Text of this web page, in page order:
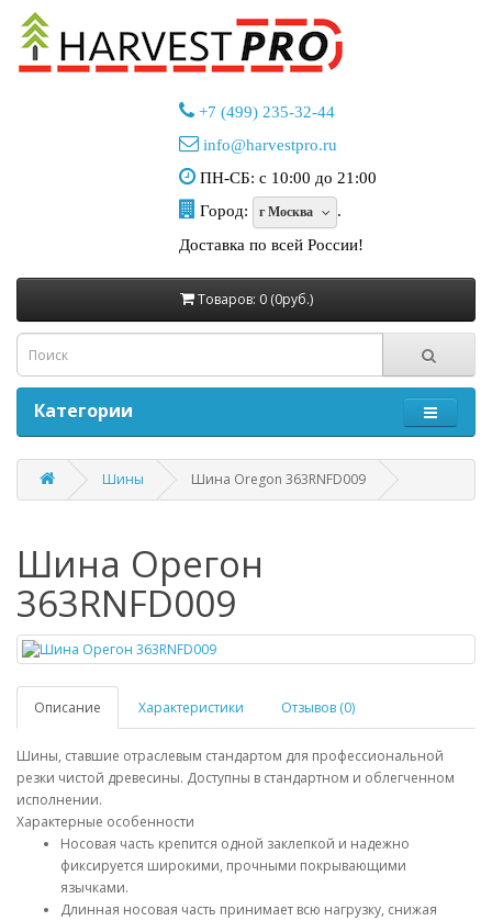
+7 (499) 235-32-44
info@harvestpro.ru
ПН-СБ: с 10:00 до 21:00
Город:
г Москва
.
Доставка по всей России!
Товаров: 0 (0руб.)
Категории
Шины Шина Oregon 363RNFD009
Шина Орегон
363RNFD009
Описание Характеристики Отзывов (0)
Шины, ставшие отраслевым стандартом для профессиональной
резки чистой древесины. Доступны в стандартном и облегченном
исполнении.
Характерные особенности
Носовая часть крепится одной заклепкой и надежно
фиксируется широкими, прочными покрывающими
язычками.
Длинная носовая часть принимает всю нагрузку, снижая